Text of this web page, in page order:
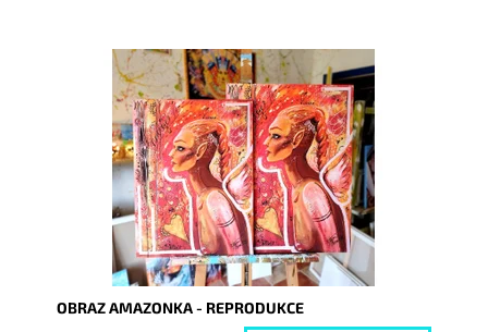
Dostupnost:
Skladem
7335/30
OBRAZ AMAZONKA - REPRODUKCE